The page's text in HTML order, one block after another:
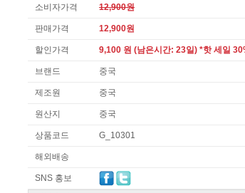
소비자가격 12,900원
판매가격 12,900원
할인가격 9,100 원 (남은시간: 23일) *핫 세일
브랜드 중국
제조원 중국
원산지 중국
상품코드 G_10301
해외배송
SNS 홍보